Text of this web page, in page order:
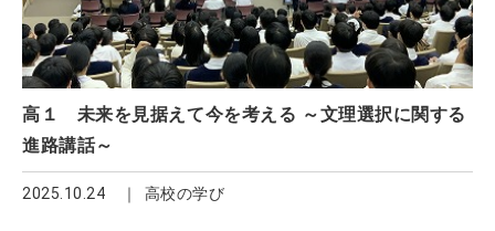
高１ 未来を見据えて今を考える ～文理選択に関する
進路講話～
2025.10.24 高校の学び